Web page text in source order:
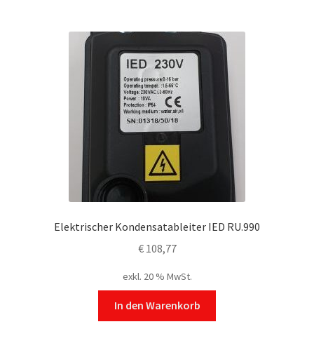
Elektrischer Kondensatableiter IED RU.990
€108,77
exkl. 20 % MwSt.
In den Warenkorb